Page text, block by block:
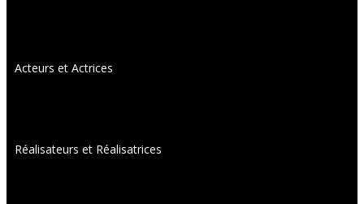
Acteurs et Actrices
Réalisateurs et Réalisatrices